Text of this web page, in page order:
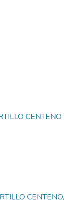
CENTENO
CENTENO,